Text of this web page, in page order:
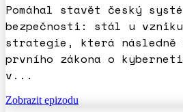
Pomáhal stavět český
bezpečnosti: stál u
strategie, která
prvního zákona o
v...
Zobrazit epizodu